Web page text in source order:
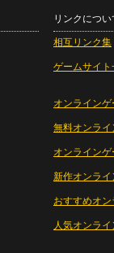
リンクについ
相互リンク集
ゲームサイト
オンラインゲ
無料オンライ
オンライン
新作オンライ
おすすめオ
人気オンラ